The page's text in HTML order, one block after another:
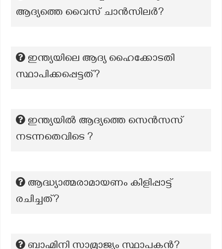
ആദ്യത്തെ വൈസ് ചാൻസിലർ?
ഇന്ത്യയിലെ ആദ്യ ഹൈക്കോടതി
സ്ഥാപിക്കപ്പെട്ടത്?
ഇന്ത്യയിൽ ആദ്യത്തെ സെൻസസ്
നടന്നതെവിടെ ?
ആദ്ധ്യാത്മരാമായണം കിളിപ്പാട്ട്
രചിച്ചത്?